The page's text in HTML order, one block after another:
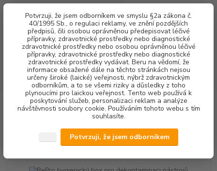
Potvrzuji, že jsem odborníkem ve smyslu §2a zákona č.
40/1995 Sb., o regulaci reklamy, ve znění pozdějších
předpisů, čili osobou oprávněnou předepisovat léčivé
přípravky, zdravotnické prostředky nebo diagnostické
zdravotnické prostředky nebo osobou oprávněnou léčivé
přípravky, zdravotnické prostředky nebo diagnostické
zdravotnické prostředky vydávat. Beru na vědomí, že
informace obsažené dále na těchto stránkách nejsou
určeny široké (laické) veřejnosti, nýbrž zdravotnickým
odborníkům, a to se všemi riziky a důsledky z toho
plynoucími pro laickou veřejnost. Tento web používá k
poskytování služeb, personalizaci reklam a analýze
návštěvnosti soubory cookie. Používáním tohoto webu s tím
souhlasíte.
Potvrzuji, že jsem odborníkem
Menu
CZK
Hledat
(Po-Pá, 8-16 hod.)
za0,00 Kč
DEZINFEKCE DEZINFEKCE NÁSTROJŮ
BePro hygienický box
pro dekontaminaci nástrojů
BePro hygienický box pro
dekontaminaci nástrojů